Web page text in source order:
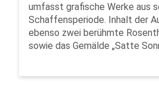
umfasst grafische Werke aus
Schaffensperiode. Inhalt der
ebenso zwei berühmte
sowie das Gemälde „Satte